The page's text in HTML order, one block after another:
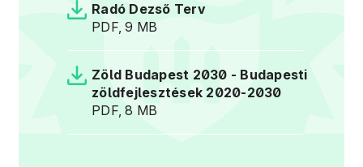
Radó Dezső Terv
PDF, 9 MB
Zöld Budapest 2030 - Budapesti
zöldfejlesztések 2020-2030
PDF, 8 MB